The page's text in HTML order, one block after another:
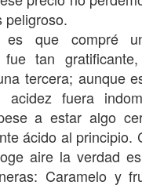
peligroso.
es que compré
fue tan
tercera; aunque
fuera
a estar algo
ácido al principio.
aire la verdad
Caramelo y